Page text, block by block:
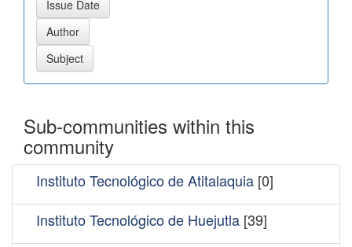
Sub-communities within this
community
Instituto Tecnológico de Atitalaquia [0]
Instituto Tecnológico de Huejutla [39]